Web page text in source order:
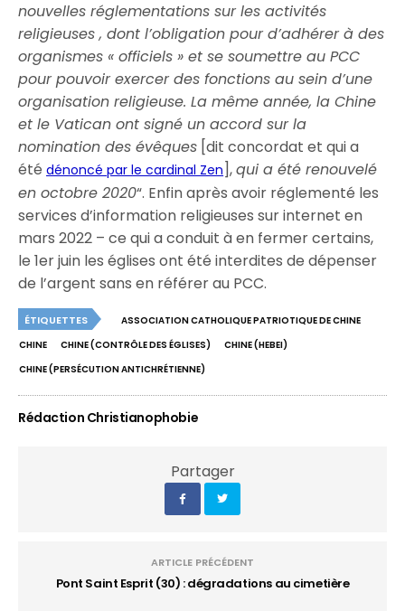
nouvelles réglementations sur les activités
religieuses , dont l’obligation pour d’adhérer à des
organismes « officiels » et se soumettre au PCC
pour pouvoir exercer des fonctions au sein d’une
organisation religieuse. La même année, la Chine
et le Vatican ont signé un accord sur la
nomination des évêques [dit concordat et qui a
étédénoncé par le cardinal Zen],qui a été renouvelé
en octobre 2020“. Enfin après avoir réglementé les
services d’information religieuses sur internet en
mars 2022 – ce qui a conduit à en fermer certains,
le 1er juin les églises ont été interdites de dépenser
de l’argent sans en référer au PCC.
ÉTIQUETTES
ASSOCIATION CATHOLIQUE PATRIOTIQUE DE CHINE
CHINE
CHINE (CONTRÔLE DES ÉGLISES)
CHINE (HEBEI)
CHINE (PERSÉCUTION ANTICHRÉTIENNE)
Rédaction Christianophobie
Partager
ARTICLE PRÉCÉDENT
Pont Saint Esprit (30) : dégradations au cimetière